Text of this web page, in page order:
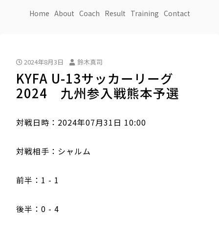
Home About Coach Result Training Contact
2024年8月3日 鈴木真司
KYFA U-13サッカーリーグ
2024 九州参入戦熊本予選
対戦日時：2024年07月31日 10:00
対戦相手：シャルム
前半：1 - 1
後半：0 - 4